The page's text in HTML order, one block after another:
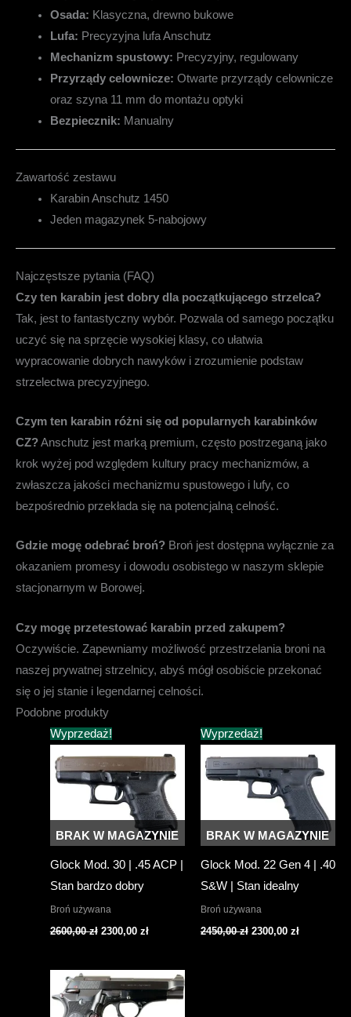
Osada: Klasyczna, drewno bukowe
Lufa: Precyzyjna lufa Anschutz
Mechanizm spustowy: Precyzyjny, regulowany
Przyrządy celownicze: Otwarte przyrządy celownicze
oraz szyna 11 mm do montażu optyki
Bezpiecznik: Manualny
Zawartość zestawu
Karabin Anschutz 1450
Jeden magazynek 5-nabojowy
Najczęstsze pytania (FAQ)
Czy ten karabin jest dobry dla początkującego strzelca?
Tak, jest to fantastyczny wybór. Pozwala od samego początku
uczyć się na sprzęcie wysokiej klasy, co ułatwia
wypracowanie dobrych nawyków i zrozumienie podstaw
strzelectwa precyzyjnego.
Czym ten karabin różni się od popularnych karabinków
CZ?Anschutz jest marką premium, często postrzeganą jako
krok wyżej pod względem kultury pracy mechanizmów, a
zwłaszcza jakości mechanizmu spustowego i lufy, co
bezpośrednio przekłada się na potencjalną celność.
Gdzie mogę odebrać broń? Broń jest dostępna wyłącznie za
okazaniem promesy i dowodu osobistego w naszym sklepie
stacjonarnym w Borowej.
Czy mogę przetestować karabin przed zakupem?
Oczywiście. Zapewniamy możliwość przestrzelania broni na
naszej prywatnej strzelnicy, abyś mógł osobiście przekonać
się o jej stanie i legendarnej celności.
Podobne produkty
Wyprzedaż!
BRAK W MAGAZYNIE
Glock Mod. 30 | .45 ACP |
Stan bardzo dobry
Broń używana
2600,00zł Pierwotna
2300,00 złAktualna
Wyprzedaż!
BRAK W MAGAZYNIE
Glock Mod. 22 Gen 4 | .40
S&W | Stan idealny
Broń używana
2450,00zł Pierwotna
2300,00 złAktualna